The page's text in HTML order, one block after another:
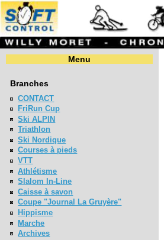
Menu
Branches
CONTACT
FriRun Cup
Ski ALPIN
Triathlon
Ski Nordique
Courses à pieds
VTT
Athlétisme
Slalom In-Line
Caisse à savon
Coupe "Journal La Gruyère"
Hippisme
Marche
Archives